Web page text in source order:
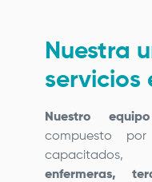
Nuestra
servicios
Nuestro
compuesto por
enfermeras,